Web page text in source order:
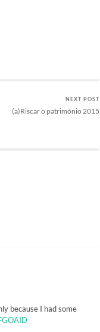
NEXT POST
(a)Riscar o património 2015
because I had some